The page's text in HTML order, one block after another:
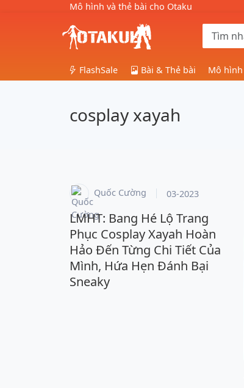
Mô hình và thẻ bài cho Otaku
FlashSale Bài & Thẻ bài Mô hình
cosplay xayah
Quốc Cường 03-2023
LMHT: Bang Hé Lộ Trang
Phục Cosplay Xayah Hoàn
Hảo Đến Từng Chi Tiết Của
Mình, Hứa Hẹn Đánh Bại
Sneaky